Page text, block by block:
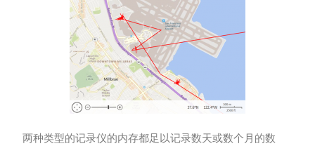
两种类型的记录仪的内存都足以记录数天或数个月的数